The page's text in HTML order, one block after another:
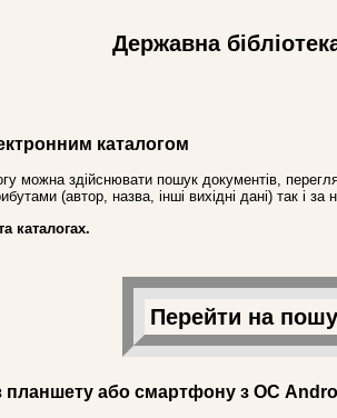
Державна
каталогом
можна здійснювати пошук документів,
(автор, назва, інші вихідні дані) так і за
каталогах.
Перейти на
планшету або смартфону з ОС